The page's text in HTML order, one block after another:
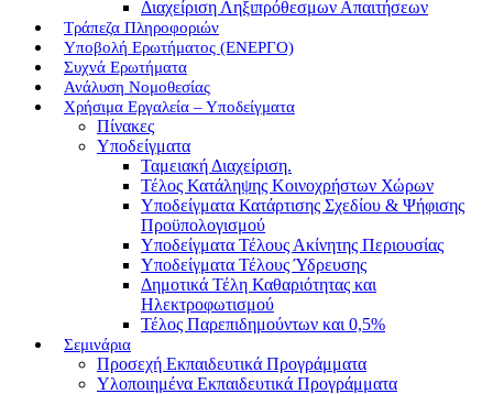
Διαχείριση Ληξιπρόθεσμων Απαιτήσεων
Τράπεζα Πληροφοριών
Υποβολή Ερωτήματος (ΕΝΕΡΓΟ)
Συχνά Ερωτήματα
Ανάλυση Νομοθεσίας
Χρήσιμα Εργαλεία – Υποδείγματα
Πίνακες
Υποδείγματα
Ταμειακή Διαχείριση.
Τέλος Κατάληψης Κοινοχρήστων Χώρων
Υποδείγματα Κατάρτισης Σχεδίου & Ψήφισης
Προϋπολογισμού
Υποδείγματα Τέλους Ακίνητης Περιουσίας
Υποδείγματα Τέλους Ύδρευσης
Δημοτικά Τέλη Καθαριότητας και
Ηλεκτροφωτισμού
Τέλος Παρεπιδημούντων και 0,5%
Σεμινάρια
Προσεχή Εκπαιδευτικά Προγράμματα
Υλοποιημένα Εκπαιδευτικά Προγράμματα